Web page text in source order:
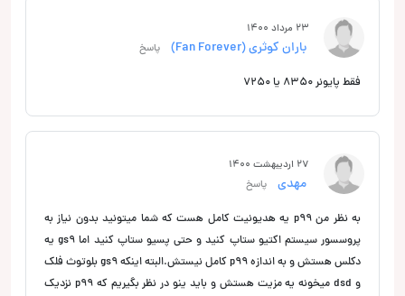
23 مرداد 1400
باران کوثری (Fan Forever) پاسخ
فقط پایونر 8350 یا 7250
27 اردیبهشت 1400
مهدی پاسخ
به نظر من p99 یه هدیونیت کامل هست که شما میتونید بدون نیاز به
پروسسور سیستم اکتیو ستاپ کنید و حتی پسیو ستاپ کنید اما gs9 یه
دکلس هستش و به اندازه p99 کامل نیستش.البته اینکه gs9 بلوتوث فلک
و dsd میخونه یه مزیت هستش و باید ینو در نظر بگیریم که p99 نزدیک